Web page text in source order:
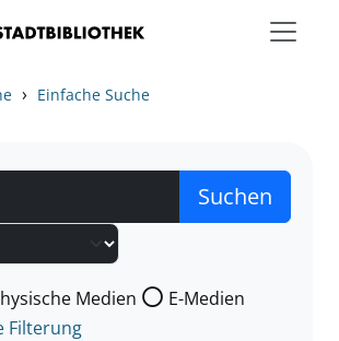
› Einfache Suche
Medienart nach der Sie suchen wollen.
Medien
E-Medien
Filterung